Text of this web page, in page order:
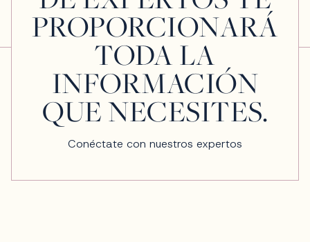
PROPORCIONARÁ
TODA LA
INFORMACIÓN
QUE NECESITES.
Conéctate con nuestros expertos